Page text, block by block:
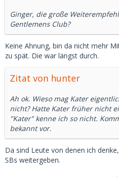
Ginger, die große
Gentlemens Club?
Keine Ahnung, bin da nicht mehr
zu spät. Die war längst durch.
Zitat von hunter
Ah ok. Wieso mag Kater
nicht? Hatte Kater früher nicht
"Kater" kenne ich so nicht.
bekannt vor.
Da sind Leute von denen ich
SBs weitergeben.